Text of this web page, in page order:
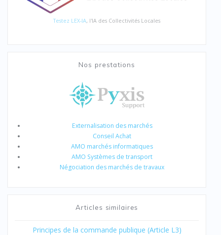
Testez LEX-IA, l'IA des Collectivités Locales
Nos prestations
Externalisation des marchés
Conseil Achat
AMO marchés informatiques
AMO Systèmes de transport
Négociation des marchés de travaux
Articles similaires
Principes de la commande publique (Article L3)